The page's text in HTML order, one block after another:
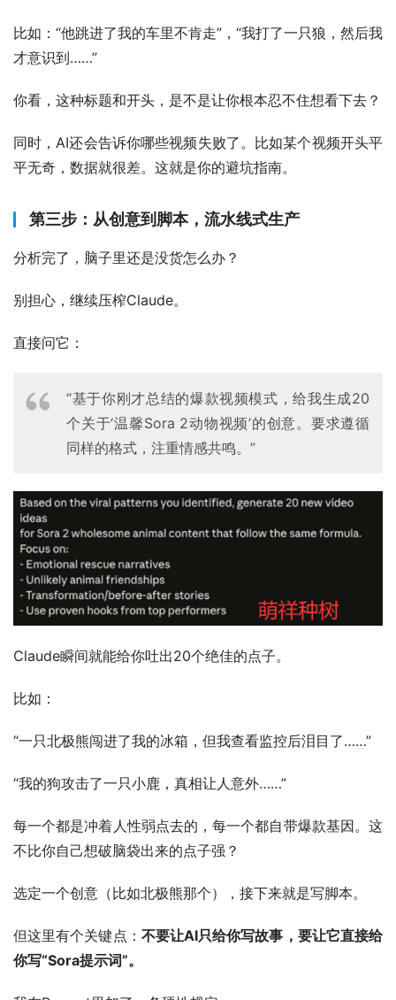
比如：“他跳进了我的车里不肯走”，“我打了一只狼，然后我
才意识到……”
你看，这种标题和开头，是不是让你根本忍不住想看下去？
同时，AI还会告诉你哪些视频失败了。比如某个视频开头平
平无奇，数据就很差。这就是你的避坑指南。
第三步：从创意到脚本，流水线式生产
分析完了，脑子里还是没货怎么办？
别担心，继续压榨Claude。
直接问它：
“基于你刚才总结的爆款视频模式，给我生成20
个关于‘温馨Sora 2动物视频’的创意。要求遵循
同样的格式，注重情感共鸣。”
Claude瞬间就能给你吐出20个绝佳的点子。
比如：
“一只北极熊闯进了我的冰箱，但我查看监控后泪目了……”
“我的狗攻击了一只小鹿，真相让人意外……”
每一个都是冲着人性弱点去的，每一个都自带爆款基因。这
不比你自己想破脑袋出来的点子强？
选定一个创意（比如北极熊那个），接下来就是写脚本。
但这里有个关键点： 不要让AI只给你写故事，要让它直接给
你写“Sora提示词”。